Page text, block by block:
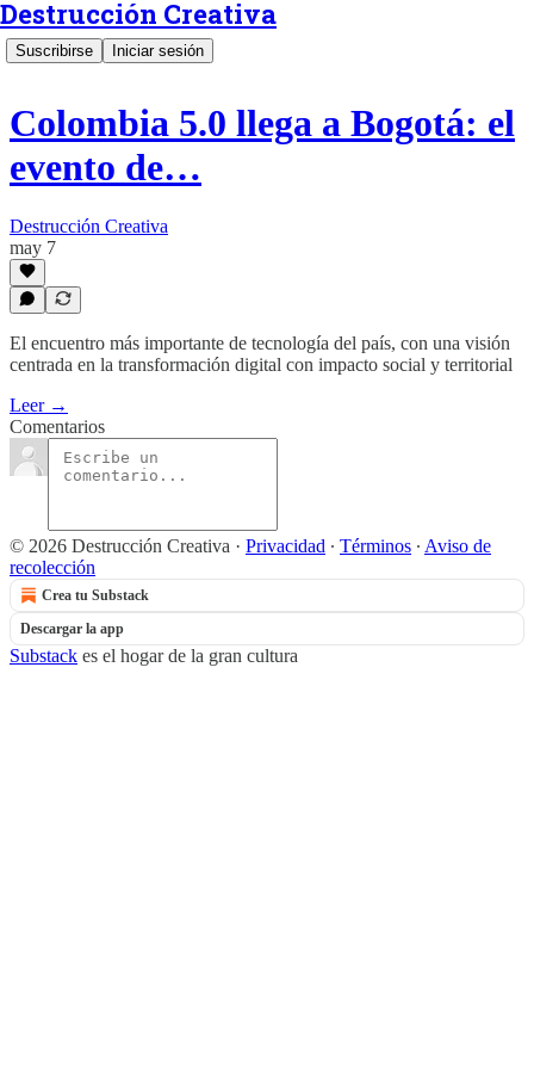
Destrucción Creativa
Suscribirse Iniciar sesión
Colombia 5.0 llega a Bogotá: el
evento de…
Destrucción Creativa
may 7
El encuentro más importante de tecnología del país, con una visión
centrada en la transformación digital con impacto social y territorial
Leer →
Comentarios
© 2026 Destrucción Creativa · Privacidad ∙ Términos ∙ Aviso de
recolección
Crea tu Substack
Descargar la app
Substack es el hogar de la gran cultura